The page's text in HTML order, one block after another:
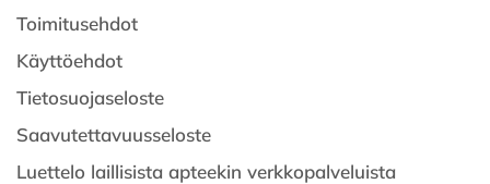
Toimitusehdot
Käyttöehdot
Tietosuojaseloste
Saavutettavuusseloste
Luettelo laillisista apteekin verkkopalveluista